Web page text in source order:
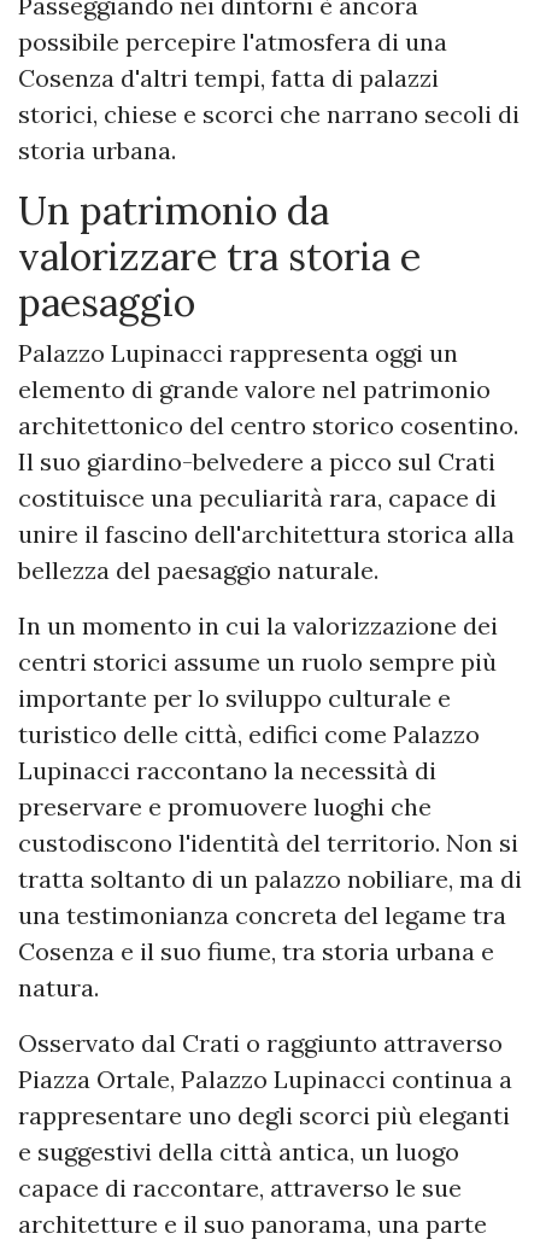
possibile percepire l'atmosfera di una
Cosenza d'altri tempi, fatta di palazzi
storici, chiese e scorci che narrano secoli di
storia urbana.
Un patrimonio da
valorizzare tra storia e
paesaggio
Palazzo Lupinacci rappresenta oggi un
elemento di grande valore nel patrimonio
architettonico del centro storico cosentino.
Il suo giardino-belvedere a picco sul Crati
costituisce una peculiarità rara, capace di
unire il fascino dell'architettura storica alla
bellezza del paesaggio naturale.
In un momento in cui la valorizzazione dei
centri storici assume un ruolo sempre più
importante per lo sviluppo culturale e
turistico delle città, edifici come Palazzo
Lupinacci raccontano la necessità di
preservare e promuovere luoghi che
custodiscono l'identità del territorio. Non si
tratta soltanto di un palazzo nobiliare, ma di
una testimonianza concreta del legame tra
Cosenza e il suo fiume, tra storia urbana e
natura.
Osservato dal Crati o raggiunto attraverso
Piazza Ortale, Palazzo Lupinacci continua a
rappresentare uno degli scorci più eleganti
e suggestivi della città antica, un luogo
capace di raccontare, attraverso le sue
architetture e il suo panorama, una parte